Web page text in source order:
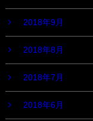
2018年9月
2018年8月
2018年7月
2018年6月